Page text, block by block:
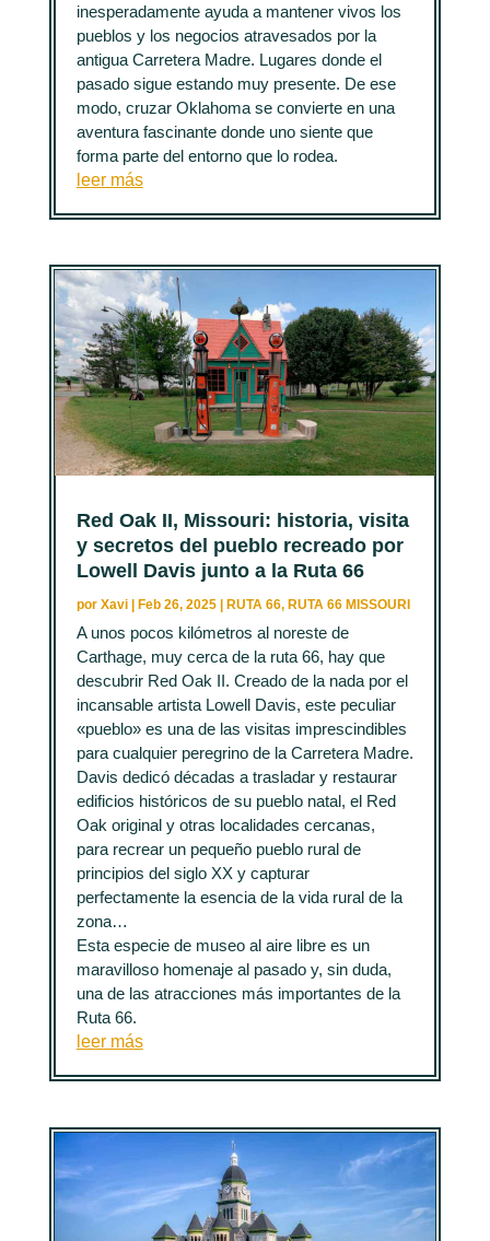
inesperadamente ayuda a mantener vivos los
pueblos y los negocios atravesados por la
antigua Carretera Madre. Lugares donde el
pasado sigue estando muy presente. De ese
modo, cruzar Oklahoma se convierte en una
aventura fascinante donde uno siente que
forma parte del entorno que lo rodea.
leer más
Red Oak II, Missouri: historia, visita
y secretos del pueblo recreado por
Lowell Davis junto a la Ruta 66
por Xavi| Feb 26, 2025| RUTA 66, RUTA 66 MISSOURI
A unos pocos kilómetros al noreste de
Carthage, muy cerca de la ruta 66, hay que
descubrir Red Oak II. Creado de la nada por el
incansable artista Lowell Davis, este peculiar
«pueblo» es una de las visitas imprescindibles
para cualquier peregrino de la Carretera Madre.
Davis dedicó décadas a trasladar y restaurar
edificios históricos de su pueblo natal, el Red
Oak original y otras localidades cercanas,
para recrear un pequeño pueblo rural de
principios del siglo XX y capturar
perfectamente la esencia de la vida rural de la
zona…
Esta especie de museo al aire libre es un
maravilloso homenaje al pasado y, sin duda,
una de las atracciones más importantes de la
Ruta 66.
leer más